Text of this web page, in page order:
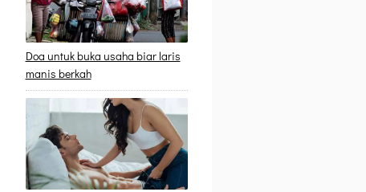
Doa untuk buka usaha biar laris
manis berkah